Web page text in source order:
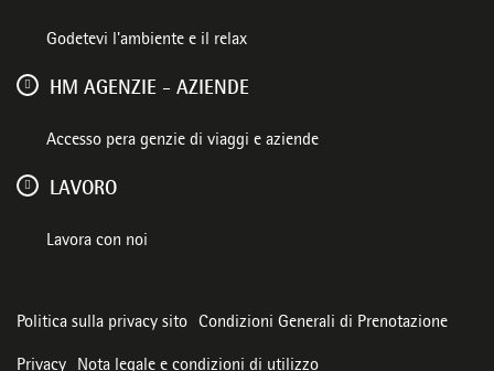
Godetevi l'ambiente e il relax
HM AGENZIE - AZIENDE
Accesso pera genzie di viaggi e aziende
LAVORO
Lavora con noi
Politica sulla privacy sito Condizioni Generali di Prenotazione
Privacy Nota legale e condizioni di utilizzo